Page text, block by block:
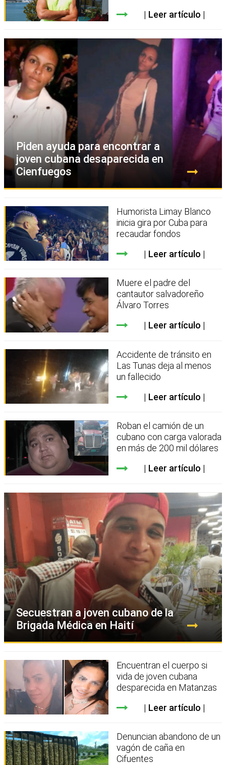
Leer artículo
Piden ayuda para encontrar a
joven cubana desaparecida en
Cienfuegos
Humorista Limay Blanco
inicia gira por Cuba para
recaudar fondos
Leer artículo
Muere el padre del
cantautor salvadoreño
Álvaro Torres
Leer artículo
Accidente de tránsito en
Las Tunas deja al menos
un fallecido
Leer artículo
Roban el camión de un
cubano con carga valorada
en más de 200 mil dólares
Leer artículo
Secuestran a joven cubano de la
Brigada Médica en Haití
Encuentran el cuerpo si
vida de joven cubana
desparecida en Matanzas
Leer artículo
Denuncian abandono de un
vagón de caña en
Cifuentes